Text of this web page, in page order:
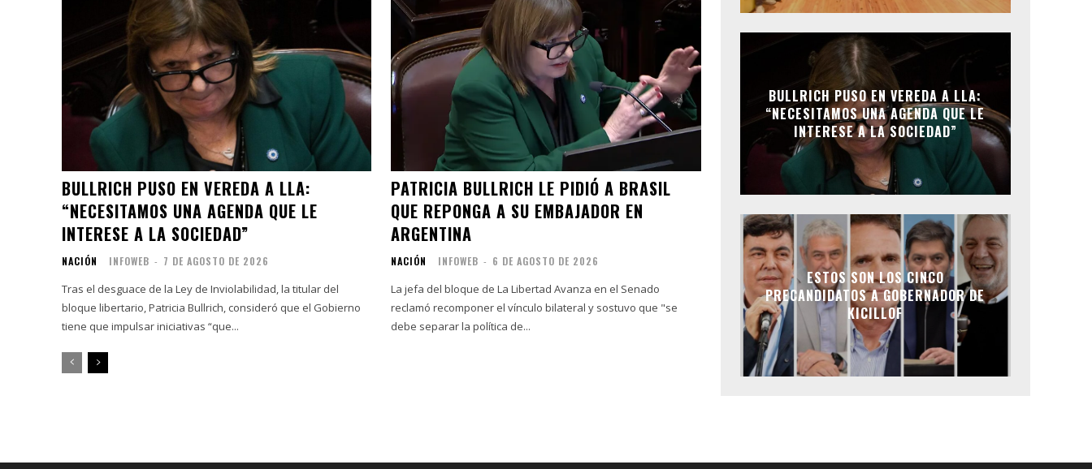
BULLRICH PUSO EN VEREDA A LLA:
“NECESITAMOS UNA AGENDA QUE LE
INTERESE A LA SOCIEDAD”
NACIÓN INFOWEB - 7 DE AGOSTO DE 2026
Tras el desguace de la Ley de Inviolabilidad, la titular del
bloque libertario, Patricia Bullrich, consideró que el Gobierno
tiene que impulsar iniciativas “que...
PATRICIA BULLRICH LE PIDIÓ A BRASIL
QUE REPONGA A SU EMBAJADOR EN
ARGENTINA
NACIÓN INFOWEB - 6 DE AGOSTO DE 2026
La jefa del bloque de La Libertad Avanza en el Senado
reclamó recomponer el vínculo bilateral y sostuvo que "se
debe separar la política de...
BULLRICH PUSO EN VEREDA A LLA:
“NECESITAMOS UNA AGENDA QUE LE
INTERESE A LA SOCIEDAD”
ESTOS SON LOS CINCO
PRECANDIDATOS A GOBERNADOR DE
KICILLOF